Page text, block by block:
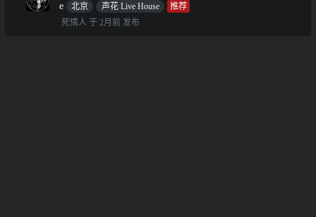
e
北京
声花 Live House
死情人 于 2月前 发布